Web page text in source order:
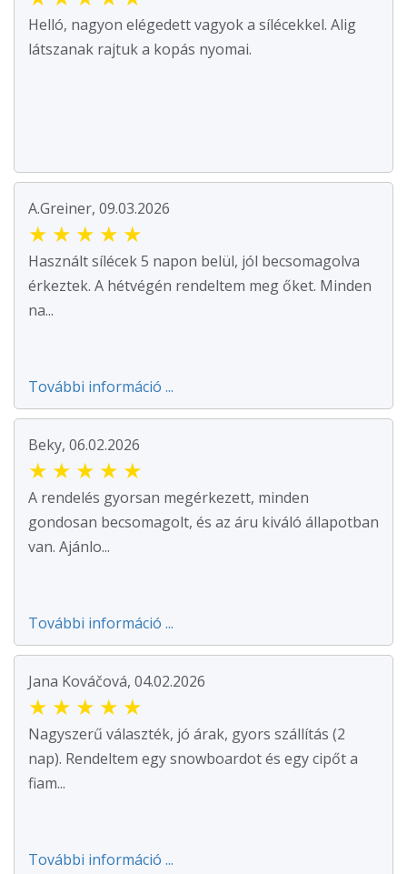
Helló, nagyon elégedett vagyok a sílécekkel. Alig
látszanak rajtuk a kopás nyomai.
A.Greiner, 09.03.2026
★ ★ ★ ★ ★
Használt sílécek 5 napon belül, jól becsomagolva
érkeztek. A hétvégén rendeltem meg őket. Minden
na...
További információ ...
Beky, 06.02.2026
★ ★ ★ ★ ★
A rendelés gyorsan megérkezett, minden
gondosan becsomagolt, és az áru kiváló állapotban
van. Ajánlo...
További információ ...
Jana Kováčová, 04.02.2026
★ ★ ★ ★ ★
Nagyszerű választék, jó árak, gyors szállítás (2
nap). Rendeltem egy snowboardot és egy cipőt a
fiam...
További információ ...